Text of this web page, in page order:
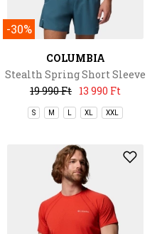
-30%
COLUMBIA
Stealth Spring Short Sleeve
Tee
19 990 Ft 13 990 Ft
S M XL XXL